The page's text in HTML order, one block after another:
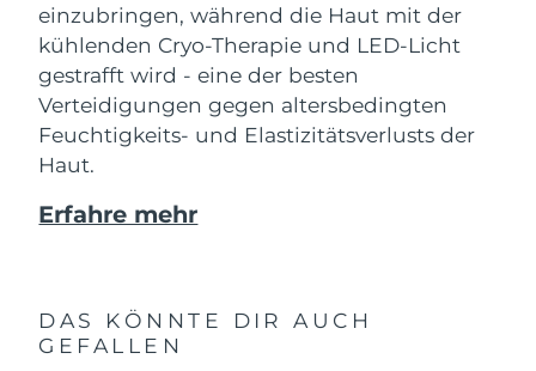
einzubringen, während die Haut mit der
kühlenden Cryo-Therapie und LED-Licht
gestrafft wird - eine der besten
Verteidigungen gegen altersbedingten
Feuchtigkeits- und Elastizitätsverlusts der
Haut.
Erfahre mehr
DAS KÖNNTE DIR AUCH
GEFALLEN